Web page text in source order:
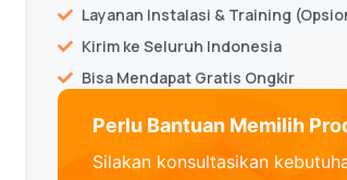
Layanan Instalasi & Training
Kirim ke Seluruh Indonesia
Bisa Mendapat Gratis Ongkir
Perlu Bantuan Memilih
Silakan konsultasikan